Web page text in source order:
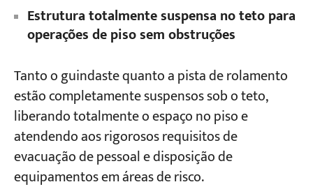
Estrutura totalmente suspensa no teto para
operações de piso sem obstruções
Tanto o guindaste quanto a pista de rolamento
estão completamente suspensos sob o teto,
liberando totalmente o espaço no piso e
atendendo aos rigorosos requisitos de
evacuação de pessoal e disposição de
equipamentos em áreas de risco.